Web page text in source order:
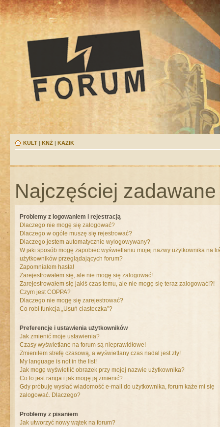
KULT | KNŻ | KAZIK
Najczęściej
Problemy z logowaniem i rejestracją
Dlaczego nie mogę się zalogować?
Dlaczego w ogóle muszę się rejestrować?
Dlaczego jestem automatycznie wylogowywany?
W jaki sposób mogę zapobiec wyświetlaniu mojej nazwy użytkownika na
użytkowników przeglądających forum?
Zapomniałem hasła!
Zarejestrowałem się, ale nie mogę się zalogować!
Zarejestrowałem się jakiś czas temu, ale nie mogę się teraz zalogować!?!
Czym jest COPPA?
Dlaczego nie mogę się zarejestrować?
Co robi funkcja „Usuń ciasteczka”?
Preferencje i ustawienia użytkowników
Jak zmienić moje ustawienia?
Czasy wyświetlane na forum są nieprawidłowe!
Zmieniłem strefę czasową, a wyświetlany czas nadal jest zły!
My language is not in the list!
Jak mogę wyświetlić obrazek przy mojej nazwie użytkownika?
Co to jest ranga i jak mogę ją zmienić?
Gdy próbuję wysłać wiadomość e-mail do użytkownika, forum każe mi się
zalogować. Dlaczego?
Problemy z pisaniem
Jak utworzyć nowy wątek na forum?